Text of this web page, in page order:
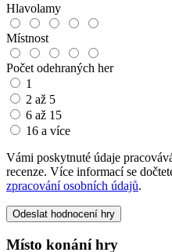
Hlavolamy
Místnost
Počet odehraných her
1
2 až 5
6 až 15
16 a více
Vámi poskytnuté údaje
recenze. Více informací se
zpracování osobních údajů.
Odeslat hodnocení hry
Místo konání hry